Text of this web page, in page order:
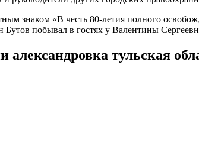
знаком «В честь 80-летия полного
Бутов побывал в гостях у Валентины
александровка тульская